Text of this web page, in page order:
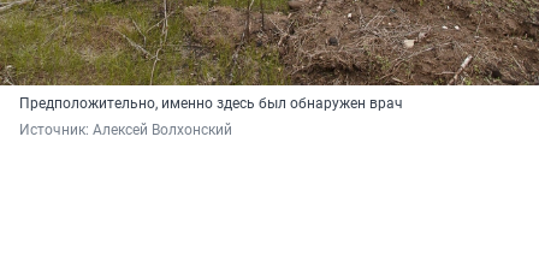
Предположительно, именно здесь был обнаружен врач
Источник: Алексей Волхонский